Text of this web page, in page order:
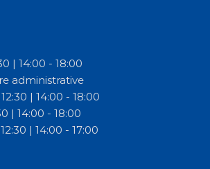
| 14:00 - 18:00
administrative
| 14:00 - 18:00
| 14:00 - 18:00
| 14:00 - 17:00